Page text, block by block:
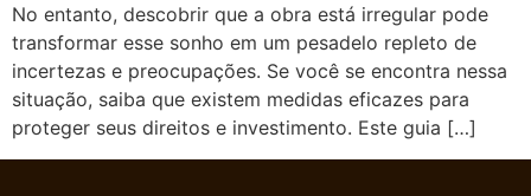
No entanto, descobrir que a obra está irregular pode
transformar esse sonho em um pesadelo repleto de
incertezas e preocupações. Se você se encontra nessa
situação, saiba que existem medidas eficazes para
proteger seus direitos e investimento. Este guia […]